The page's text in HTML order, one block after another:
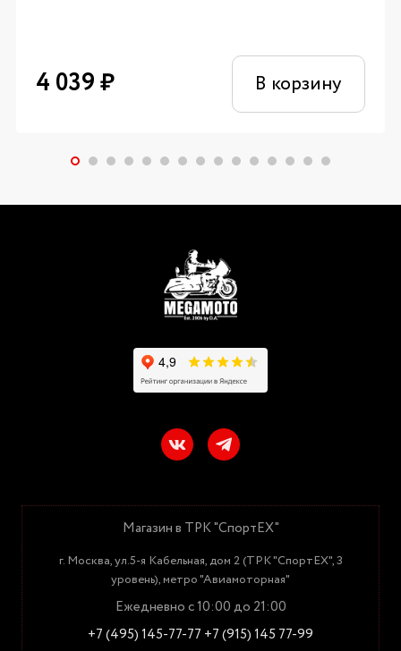
4 039₽ В корзину
Магазин в ТРК "СпортЕХ"
г. Москва, ул.5-я Кабельная, дом 2 (ТРК "СпортЕХ", 3
уровень), метро "Авиамоторная"
Ежедневно с 10:00 до 21:00
+7 (495) 145-77-77 +7 (915) 145 77-99